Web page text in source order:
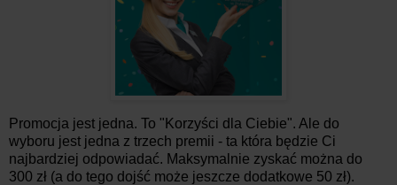
Promocja jest jedna. To "Korzyści dla Ciebie". Ale do
wyboru jest jedna z trzech premii - ta która będzie Ci
najbardziej odpowiadać. Maksymalnie zyskać można do
300 zł (a do tego dojść może jeszcze dodatkowe 50 zł).